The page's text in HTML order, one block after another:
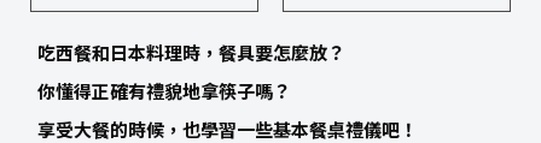
吃西餐和日本料理時，餐具要怎麼放？
你懂得正確有禮貌地拿筷子嗎？
享受大餐的時候，也學習一些基本餐桌禮儀吧！